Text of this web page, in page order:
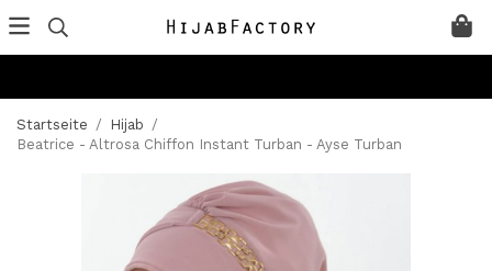
Startseite / Hijab /
Beatrice - Altrosa Chiffon Instant Turban - Ayse Turban